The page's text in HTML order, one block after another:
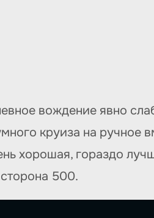
вождение явно
круиза на
хорошая, гораздо
500.